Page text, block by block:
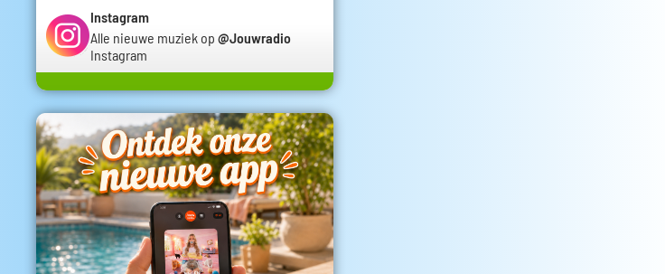
Instagram
Alle nieuwe muziek op @Jouwradio
Instagram